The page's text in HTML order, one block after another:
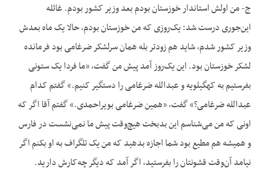
ج- من اولش استاندار خوزستان بودم بعد وزیر کشور بودم. غائله
این‌جوری درست شد: یک‌روزی که من خوزستان بودم، حالا یک ماه بعدش
وزیر کشور شدم، شاید هم زودتر بله همان سرلشکر ضرغامی بود فرمانده
لشکر خوزستان بود. این یک‌روز آمد پیش من گفت، «ما فردا یک ستونی
بفرستیم به کهگیلویه و عبدالله ضرغامی را دستگیر کنیم.» گفتم کدام
عبدالله ضرغامی؟» گفت، «همین ضرغامی بویراحمدی.» گفتم آقا اگر که
اونی که من می‌شناسم این بدبخت هیچ‌وقت پیش ما نمی‌نشست در فارس
و همیشه هم مطیع بود شما اجازه بدهید که من یک تلگراف به او بکنم اگر
نیامد آن‌وقت قشونتان را بفرستید، اگر آمد که دیگر چه‌کارش دارید.